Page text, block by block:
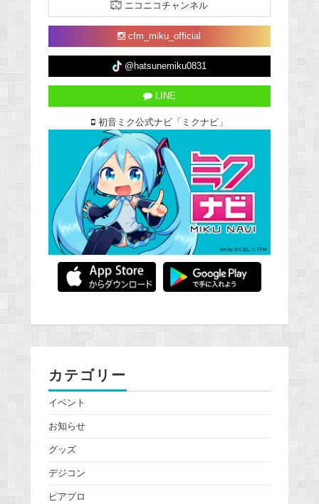
ニコニコチャンネル
cfm_miku_official
@hatsunemiku0831
LINE
初音ミク公式ナビ「ミクナビ」
カテゴリー
イベント
お知らせ
グッズ
デジコン
ピアプロ